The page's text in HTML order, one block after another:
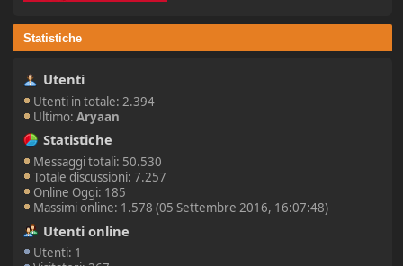
Statistiche
Utenti
Utenti in totale: 2.394
Ultimo:Aryaan
Statistiche
Messaggi totali: 50.530
Totale discussioni: 7.257
Online Oggi: 185
Massimi online: 1.578 (05 Settembre 2016, 16:07:48)
Utenti online
Utenti: 1